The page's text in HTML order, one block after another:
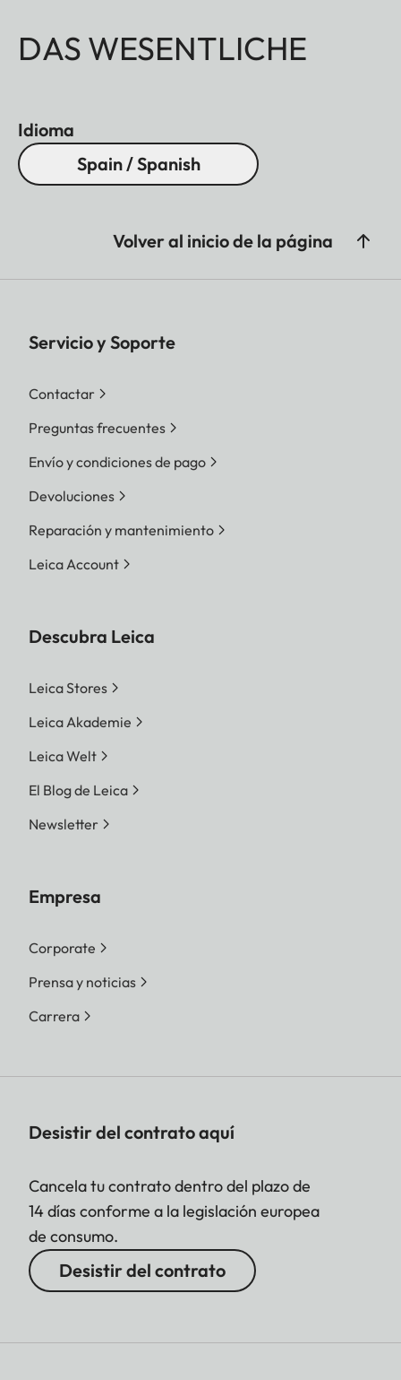
DAS WESENTLICHE
Idioma
Spain / Spanish
Volver al inicio de la página
Servicio y Soporte
Contactar
Preguntas frecuentes
Envío y condiciones de pago
Devoluciones
Reparación y mantenimiento
Leica Account
Descubra Leica
Leica Stores
Leica Akademie
Leica Welt
El Blog de Leica
Newsletter
Empresa
Corporate
Prensa y noticias
Carrera
Desistir del contrato aquí
Cancela tu contrato dentro del plazo de
14 días conforme a la legislación europea
de consumo.
Desistir del contrato